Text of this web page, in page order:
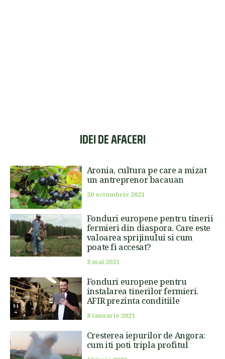
IDEI DE AFACERI
Aronia, cultura pe care a mizat
un antreprenor bacauan
20 octombrie 2021
Fonduri europene pentru tinerii
fermieri din diaspora. Care este
valoarea sprijinului si cum
poate fi accesat?
8 mai 2021
Fonduri europene pentru
instalarea tinerilor fermieri.
AFIR prezinta conditiile
8 ianuarie 2021
Cresterea iepurilor de Angora:
cum iti poti tripla profitul